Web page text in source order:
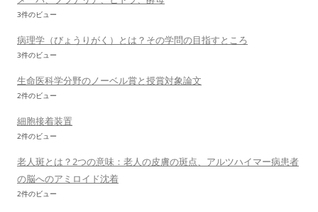
3件のビュー
病理学（びょうりがく）とは？その学問の目指すところ
3件のビュー
生命医科学分野のノーベル賞と授賞対象論文
2件のビュー
細胞接着装置
2件のビュー
老人斑とは？2つの意味：老人の皮膚の斑点、アルツハイマー病患者
の脳へのアミロイド沈着
2件のビュー